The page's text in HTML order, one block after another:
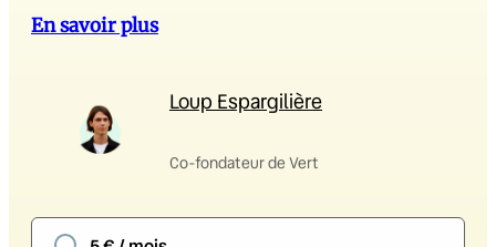
En savoir plus
Loup Espargilière
Co-fondateur de Vert